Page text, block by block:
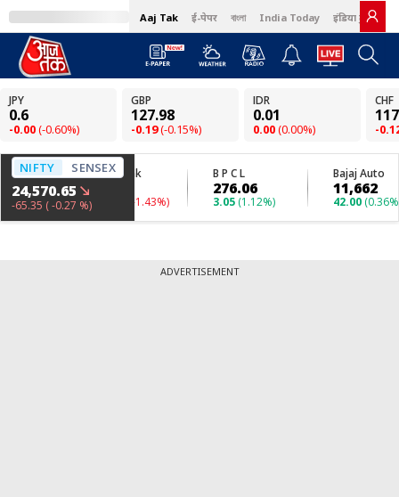
Aaj Tak ई-पेपर বাংলা India Today इंडिया टुडे हिंदी
ADVERTISEMENT